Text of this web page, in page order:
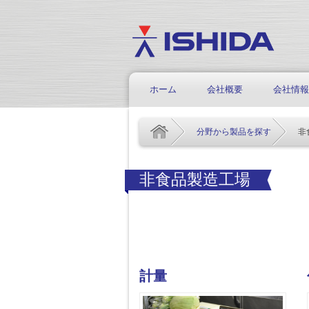
ホーム 会社概要 会社情報
分野から製品を探す 非
非食品製造工場
計量